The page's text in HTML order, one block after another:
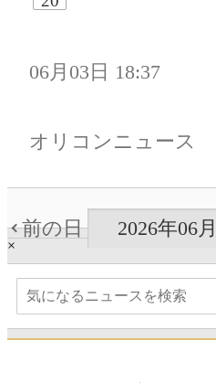
06月03日 18:37
オリコンニュース
前の日 2026年06
×